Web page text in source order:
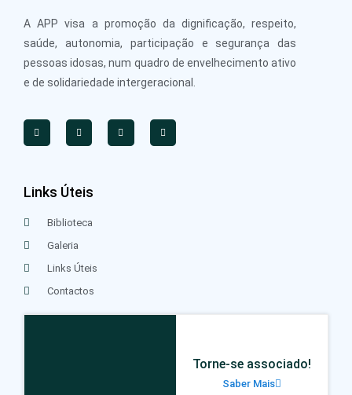
A APP visa a promoção da dignificação, respeito,
saúde, autonomia, participação e segurança das
pessoas idosas, num quadro de envelhecimento ativo
e de solidariedade intergeracional.
Links Úteis
Biblioteca
Galeria
Links Úteis
Contactos
Torne-se associado!
Saber Mais